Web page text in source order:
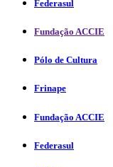
Federasul
Fundação ACCIE
Pólo de Cultura
Frinape
Fundação ACCIE
Federasul